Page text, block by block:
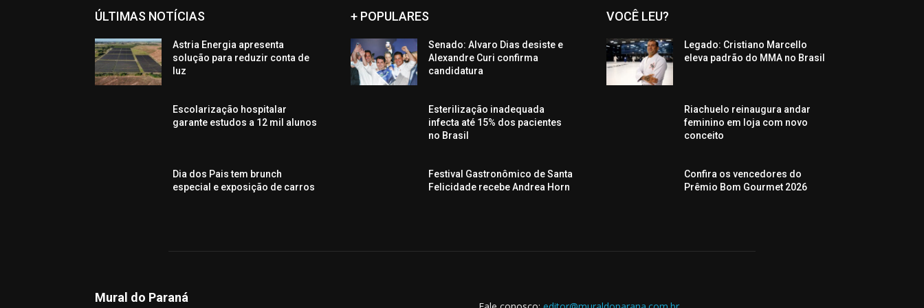
ÚLTIMAS NOTÍCIAS
Astria Energia apresenta
solução para reduzir conta de
luz
Escolarização hospitalar
garante estudos a 12 mil alunos
Dia dos Pais tem brunch
especial e exposição de carros
+ POPULARES
Senado: Alvaro Dias desiste e
Alexandre Curi confirma
candidatura
Esterilização inadequada
infecta até 15% dos pacientes
no Brasil
Festival Gastronômico de Santa
Felicidade recebe Andrea Horn
VOCÊ LEU?
Legado: Cristiano Marcello
eleva padrão do MMA no Brasil
Riachuelo reinaugura andar
feminino em loja com novo
conceito
Confira os vencedores do
Prêmio Bom Gourmet 2026
Mural do Paraná